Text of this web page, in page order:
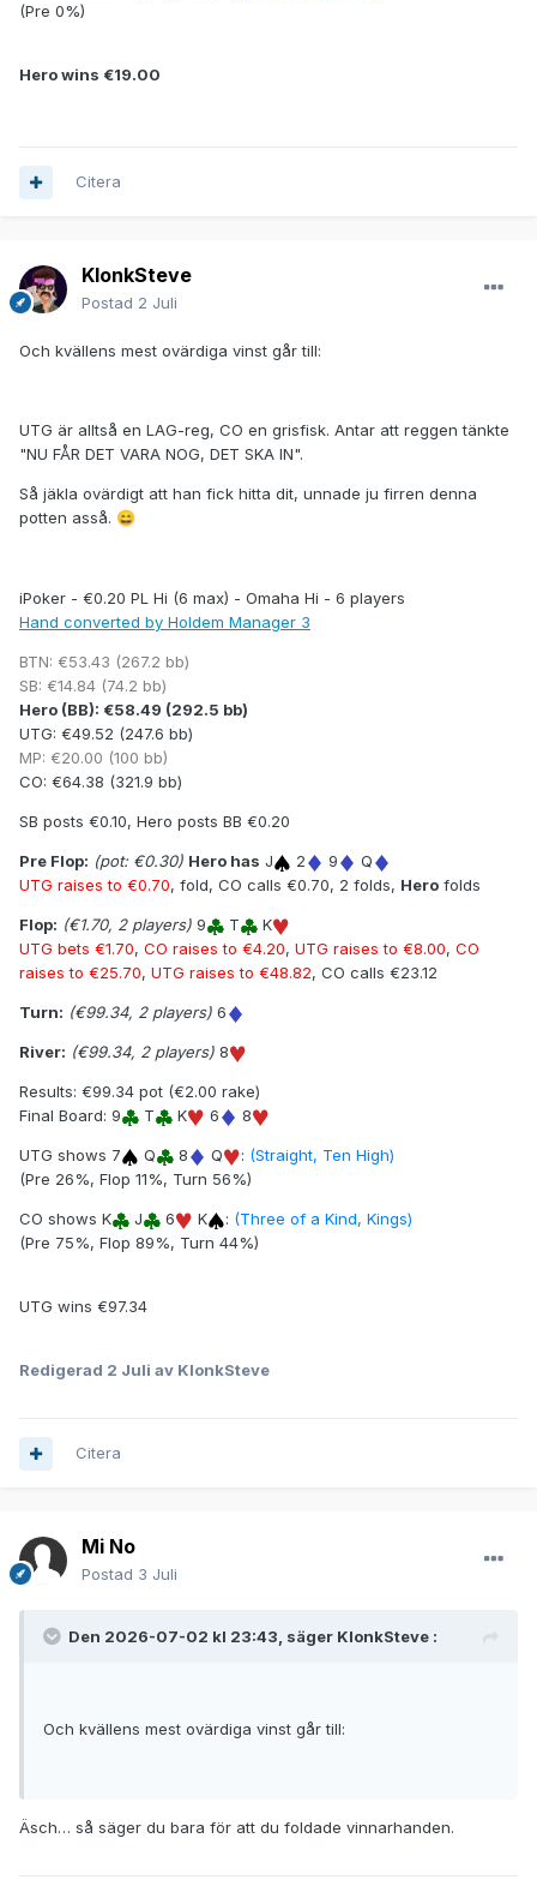
(Pre 0%)
Hero wins €19.00
Citera
KlonkSteve
Postad 2 Juli
Och kvällens mest ovärdiga vinst går till:
UTG är alltså en LAG-reg, CO en grisfisk. Antar att reggen tänkte
"NU FÅR DET VARA NOG, DET SKA IN".
Så jäkla ovärdigt att han fick hitta dit, unnade ju firren denna
potten asså. 😄
iPoker - €0.20 PL Hi (6 max) - Omaha Hi - 6 players
Hand converted by Holdem Manager 3
BTN: €53.43 (267.2 bb)
SB: €14.84 (74.2 bb)
Hero (BB): €58.49 (292.5 bb)
UTG: €49.52 (247.6 bb)
MP: €20.00 (100 bb)
CO: €64.38 (321.9 bb)
SB posts €0.10, Hero posts BB €0.20
Pre Flop: (pot: €0.30) Hero has J 2 9
Q
UTG raises to €0.70, fold, CO calls €0.70, 2 folds, Hero folds
Flop: (€1.70, 2 players) 9 T
K
UTG bets €1.70, CO raises to €4.20, UTG raises to €8.00, CO
raises to €25.70, UTG raises to €48.82, CO calls €23.12
Turn: (€99.34, 2 players) 6
River: (€99.34, 2 players) 8
Results: €99.34 pot (€2.00 rake)
Final Board: 9
T K 6 8
UTG shows 7 Q 8 Q : (Straight, Ten High)
(Pre 26%, Flop 11%, Turn 56%)
CO shows K J 6 K : (Three of a Kind, Kings)
(Pre 75%, Flop 89%, Turn 44%)
UTG wins €97.34
Redigerad 2 Juli av KlonkSteve
Citera
Mi No
Postad 3 Juli
Den 2026-07-02 kl 23:43, säger KlonkSteve :
Och kvällens mest ovärdiga vinst går till:
Äsch… så säger du bara för att du foldade vinnarhanden.